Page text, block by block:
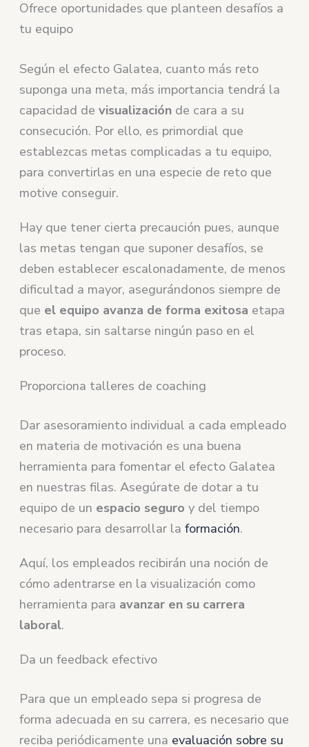
Ofrece oportunidades que planteen desafíos a
tu equipo
Según el efecto Galatea, cuanto más reto
suponga una meta, más importancia tendrá la
capacidad devisualización de cara a su
consecución. Por ello, es primordial que
establezcas metas complicadas a tu equipo,
para convertirlas en una especie de reto que
motive conseguir.
Hay que tener cierta precaución pues, aunque
las metas tengan que suponer desafíos, se
deben establecer escalonadamente, de menos
dificultad a mayor, asegurándonos siempre de
que el equipo avanza de forma exitosa etapa
tras etapa, sin saltarse ningún paso en el
proceso.
Proporciona talleres de coaching
Dar asesoramiento individual a cada empleado
en materia de motivación es una buena
herramienta para fomentar el efecto Galatea
en nuestras filas. Asegúrate de dotar a tu
equipo de un espacio seguro y del tiempo
necesario para desarrollar laformación.
Aquí, los empleados recibirán una noción de
cómo adentrarse en la visualización como
herramienta para avanzar en su carrera
laboral.
Da un feedback efectivo
Para que un empleado sepa si progresa de
forma adecuada en su carrera, es necesario que
reciba periódicamente una evaluación sobre su